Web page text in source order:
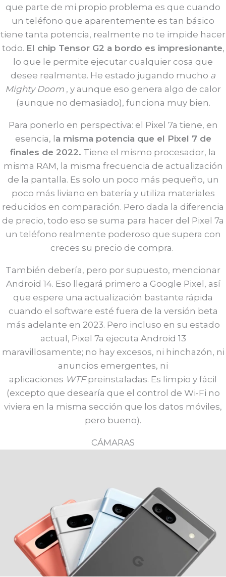
que parte de mi propio problema es que cuando
un teléfono que aparentemente es tan básico
tiene tanta potencia, realmente no te impide hacer
todo. El chip Tensor G2 a bordo es impresionante,
lo que le permite ejecutar cualquier cosa que
desee realmente. He estado jugando mucho a
Mighty Doom , y aunque eso genera algo de calor
(aunque no demasiado), funciona muy bien.
Para ponerlo en perspectiva: el Pixel 7a tiene, en
esencia, la misma potencia que el Pixel 7 de
finales de 2022. Tiene el mismo procesador, la
misma RAM, la misma frecuencia de actualización
de la pantalla. Es solo un poco más pequeño, un
poco más liviano en batería y utiliza materiales
reducidos en comparación. Pero dada la diferencia
de precio, todo eso se suma para hacer del Pixel 7a
un teléfono realmente poderoso que supera con
creces su precio de compra.
También debería, pero por supuesto, mencionar
Android 14. Eso llegará primero a Google Pixel, así
que espere una actualización bastante rápida
cuando el software esté fuera de la versión beta
más adelante en 2023. Pero incluso en su estado
actual, Pixel 7a ejecuta Android 13
maravillosamente; no hay excesos, ni hinchazón, ni
anuncios emergentes, ni
aplicaciones WTFpreinstaladas. Es limpio y fácil
(excepto que desearía que el control de Wi-Fi no
viviera en la misma sección que los datos móviles,
pero bueno).
CÁMARAS